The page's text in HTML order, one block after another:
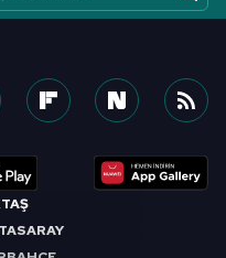
okumak ve sitemizde